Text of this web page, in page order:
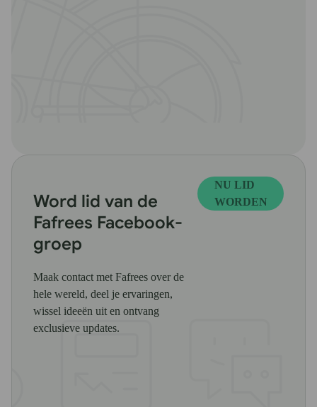
Word lid van de
Fafrees Facebook-
groep
Maak contact met Fafrees over de
hele wereld, deel je ervaringen,
wissel ideeën uit en ontvang
exclusieve updates.
NU LID
WORDEN